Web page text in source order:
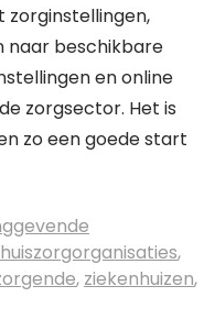
naar beschikbare
en online
zorgsector. Het is
zo een goede start
,
, ziekenhuizen,